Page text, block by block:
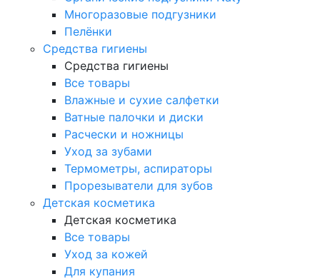
Многоразовые подгузники
Пелёнки
Средства гигиены
Средства гигиены
Все товары
Влажные и сухие салфетки
Ватные палочки и диски
Расчески и ножницы
Уход за зубами
Термометры, аспираторы
Прорезыватели для зубов
Детская косметика
Детская косметика
Все товары
Уход за кожей
Для купания